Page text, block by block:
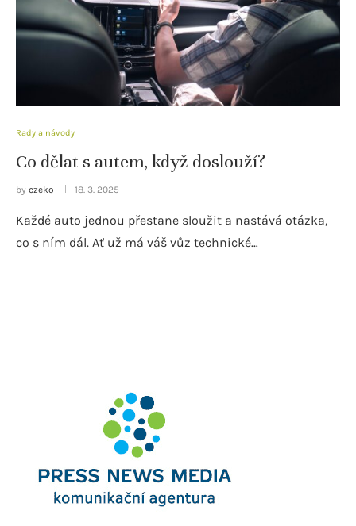
Rady a návody
Co dělat s autem, když doslouží?
by czeko 18. 3. 2025
Každé auto jednou přestane sloužit a nastává otázka,
co s ním dál. Ať už má váš vůz technické…